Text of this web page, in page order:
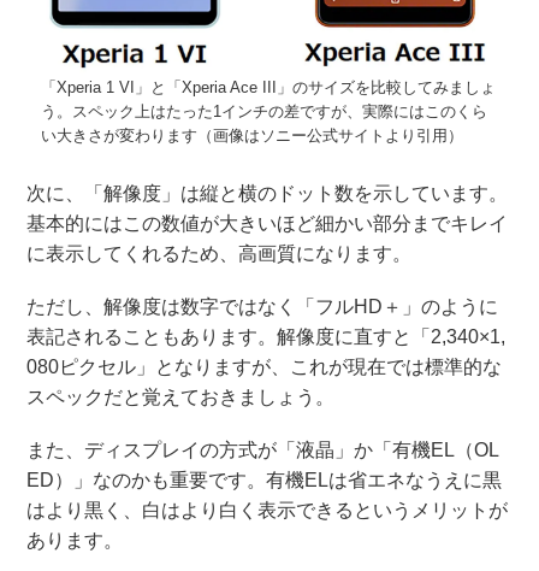
「Xperia 1 VI」と「Xperia Ace III」のサイズを比較してみましょ
う。スペック上はたった1インチの差ですが、実際にはこのくら
い大きさが変わります（画像はソニー公式サイトより引用）
次に、「解像度」は縦と横のドット数を示しています。
基本的にはこの数値が大きいほど細かい部分までキレイ
に表示してくれるため、高画質になります。
ただし、解像度は数字ではなく「フルHD＋」のように
表記されることもあります。解像度に直すと「2,340×1,
080ピクセル」となりますが、これが現在では標準的な
スペックだと覚えておきましょう。
また、ディスプレイの方式が「液晶」か「有機EL（OL
ED）」なのかも重要です。有機ELは省エネなうえに黒
はより黒く、白はより白く表示できるというメリットが
あります。